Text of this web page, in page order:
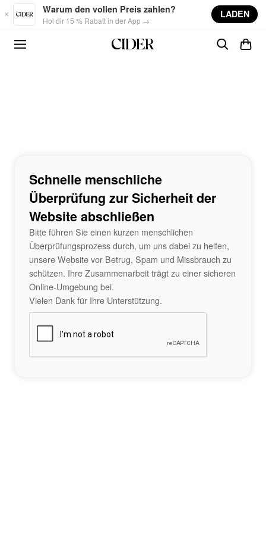
Skip to main content
Warum den vollen Preis zahlen?
Hol dir 15 % Rabatt in der App →
LADEN
Schnelle menschliche
Überprüfung zur Sicherheit der
Website abschließen
Bitte führen Sie einen kurzen menschlichen
Überprüfungsprozess durch, um uns dabei zu helfen,
unsere Website vor Betrug, Spam und Missbrauch zu
schützen. Ihre Zusammenarbeit trägt zu einer sicheren
Online-Umgebung bei.
Vielen Dank für Ihre Unterstützung.